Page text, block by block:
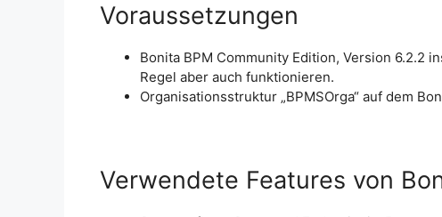
Voraussetzungen
Bonita BPM Community Edition, Version 6.2.2
Regel aber auch funktionieren.
Organisationsstruktur „BPMSOrga“ auf dem
Verwendete Features von